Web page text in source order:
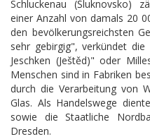
Schluckenau (Šluknovsko)
einer Anzahl von damals 20
den bevölkerungsreichsten
sehr gebirgig", verkündet
Jeschken (Ještěd)" oder
Menschen sind in Fabriken
durch die Verarbeitung von
Glas. Als Handelswege
sowie die Staatliche
Dresden.